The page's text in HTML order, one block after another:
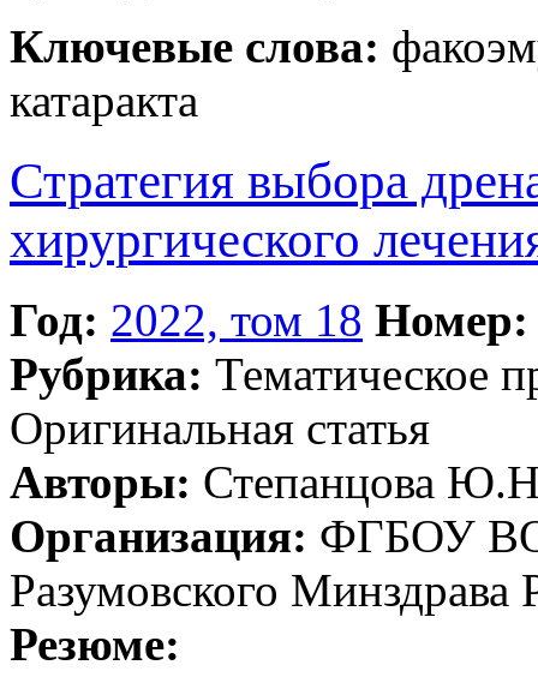
Ключевые слова:
катаракта
Стратегия выбора
хирургического
Год: 2022, том 18 Номер:
Рубрика: Тематическое
Оригинальная статья
Авторы: Степанцова
Организация: ФГБОУ
Разумовского Минздрава
Резюме: